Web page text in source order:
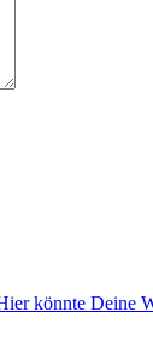
könnte Deine